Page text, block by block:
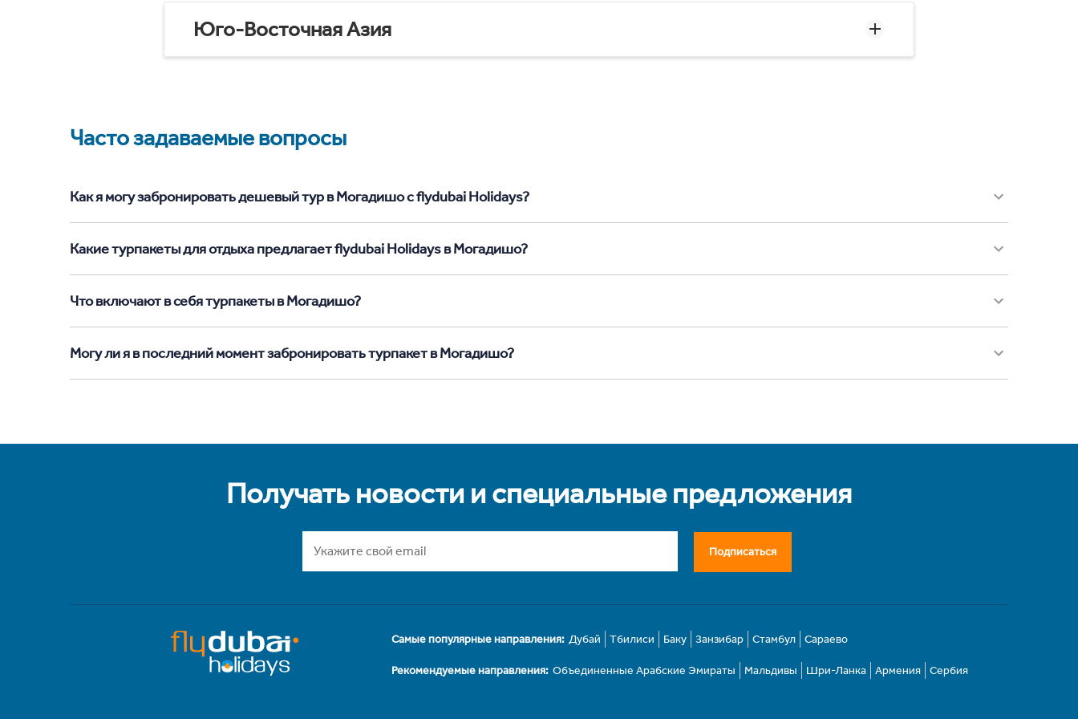
Юго-Восточная Азия
Часто задаваемые вопросы
Как я могу забронировать дешевый тур в Могадишо с flydubai Holidays?
Какие турпакеты для отдыха предлагает flydubai Holidays в Могадишо?
Что включают в себя турпакеты в Могадишо?
Могу ли я в последний момент забронировать турпакет в Могадишо?
Получать новости и специальные предложения
Подписаться
Самые популярные направления: Дубай Тбилиси Баку Занзибар Стамбул Сараево
Рекомендуемые направления: Объединенные Арабские Эмираты Мальдивы Шри-Ланка Армения Сербия